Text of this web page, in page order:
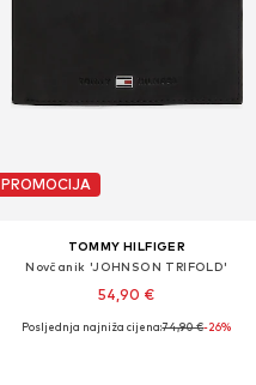
PROMOCIJA
TOMMY HILFIGER
Novčanik 'JOHNSON TRIFOLD'
54,90 €
Dostupne veličine: XS-XXL
Posljednja najniža cijena:74,90 €-26%